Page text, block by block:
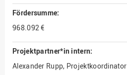
Fördersumme:
968.092 €
Projektpartner*in intern:
Alexander Rupp, Projektkoordinator